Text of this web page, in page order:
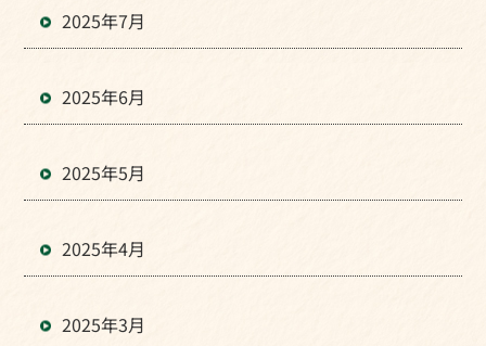
2025年7月
2025年6月
2025年5月
2025年4月
2025年3月